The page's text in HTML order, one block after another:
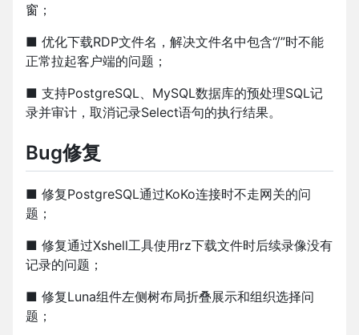
窗；
■ 优化下载RDP⽂件名，解决⽂件名中包含“/”时不能
正常拉起客户端的问题；
■ ⽀持PostgreSQL、MySQL数据库的预处理SQL记
录并审计，取消记录Select语句的执⾏结果。
Bug修复
■ 修复PostgreSQL通过KoKo连接时不⾛⽹关的问
题；
■ 修复通过Xshell⼯具使⽤rz下载⽂件时后续录像没有
记录的问题；
■ 修复Luna组件左侧树布局折叠展⽰和组织选择问
题；